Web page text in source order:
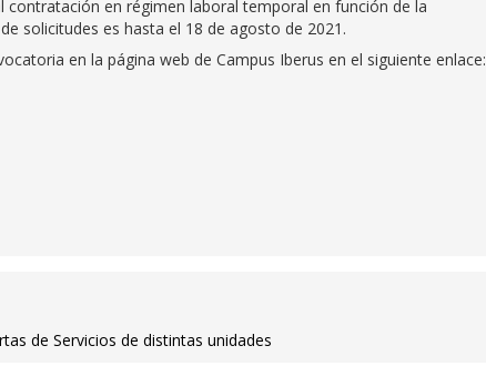
en régimen laboral temporal en función de la
solicitudes es hasta el 18 de agosto de 2021.
en la página web de Campus Iberus en el siguiente enlace:
de Servicios de distintas unidades